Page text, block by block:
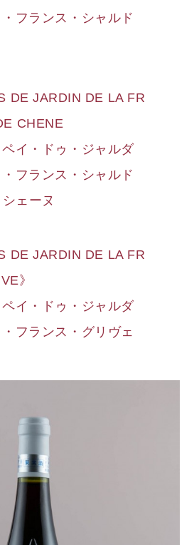
フランス・シャルド
DE JARDIN DE LA FR
CHENE
イ・ドゥ・ジャルダ
フランス・シャルド
ェーヌ
DE JARDIN DE LA FR
》
イ・ドゥ・ジャルダ
フランス・グリヴェ